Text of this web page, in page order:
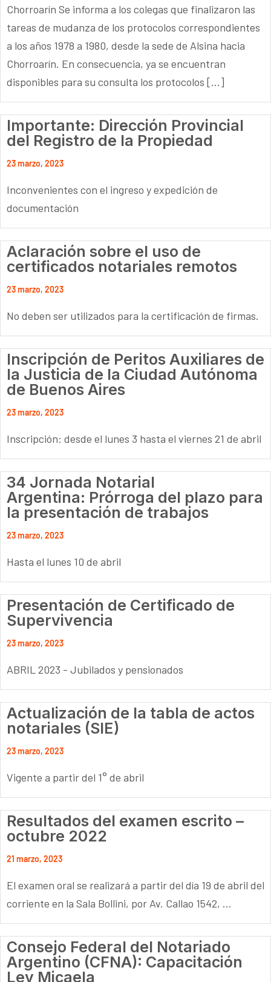
Chorroarín Se informa a los colegas que finalizaron las
tareas de mudanza de los protocolos correspondientes
a los años 1978 a 1980, desde la sede de Alsina hacia
Chorroarín. En consecuencia, ya se encuentran
disponibles para su consulta los protocolos […]
Importante: Dirección Provincial
del Registro de la Propiedad
23 marzo, 2023
Inconvenientes con el ingreso y expedición de
documentación
Aclaración sobre el uso de
certificados notariales remotos
23 marzo, 2023
No deben ser utilizados para la certificación de firmas.
Inscripción de Peritos Auxiliares de
la Justicia de la Ciudad Autónoma
de Buenos Aires
23 marzo, 2023
Inscripción: desde el lunes 3 hasta el viernes 21 de abril
34 Jornada Notarial
Argentina: Prórroga del plazo para
la presentación de trabajos
23 marzo, 2023
Hasta el lunes 10 de abril
Presentación de Certificado de
Supervivencia
23 marzo, 2023
ABRIL 2023 - Jubilados y pensionados
Actualización de la tabla de actos
notariales (SIE)
23 marzo, 2023
Vigente a partir del 1° de abril
Resultados del examen escrito –
octubre 2022
21 marzo, 2023
El examen oral se realizará a partir del día 19 de abril del
corriente en la Sala Bollini, por Av. Callao 1542, ...
Consejo Federal del Notariado
Argentino (CFNA): Capacitación
Ley Micaela